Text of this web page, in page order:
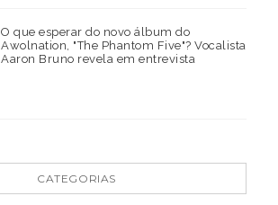
O que esperar do novo álbum do
Awolnation, "The Phantom Five"? Vocalista
Aaron Bruno revela em entrevista
CATEGORIAS